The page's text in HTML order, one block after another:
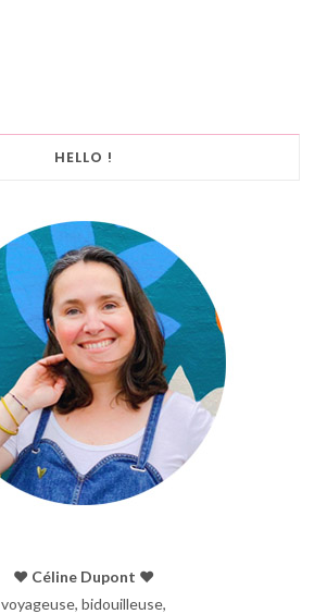
HELLO !
♥︎ Céline Dupont ♥︎
voyageuse, bidouilleuse,